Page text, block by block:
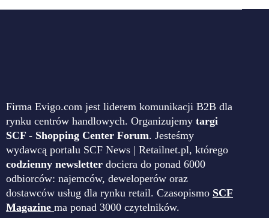
Firma Evigo.com jest liderem komunikacji B2B dla
rynku centrów handlowych. Organizujemy targi
SCF - Shopping Center Forum. Jesteśmy
wydawcą portalu SCF News | Retailnet.pl, którego
codzienny newsletter dociera do ponad 6000
odbiorców: najemców, deweloperów oraz
dostawców usług dla rynku retail. Czasopismo SCF
Magazine ma ponad 3000 czytelników.